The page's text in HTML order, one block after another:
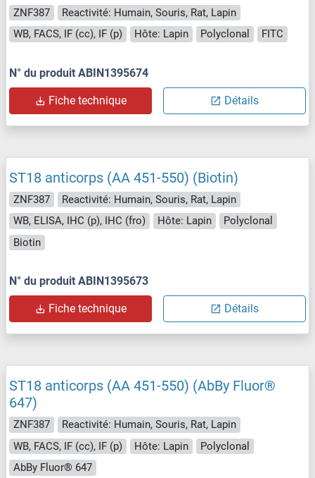
ZNF387
Reactivité: Humain, Souris, Rat, Lapin
WB, FACS, IF (cc), IF (p)
Hôte: Lapin Polyclonal FITC
N° du produit ABIN1395674
Fiche technique Détails
ST18 anticorps (AA 451-550) (Biotin)
ZNF387
Reactivité: Humain, Souris, Rat, Lapin
WB, ELISA, IHC (p), IHC (fro)
Hôte: Lapin
Polyclonal
Biotin
N° du produit ABIN1395673
Fiche technique Détails
ST18 anticorps (AA 451-550) (AbBy Fluor®
647)
ZNF387
Reactivité: Humain, Souris, Rat, Lapin
WB, FACS, IF (cc), IF (p)
Hôte: Lapin
Polyclonal
AbBy Fluor® 647